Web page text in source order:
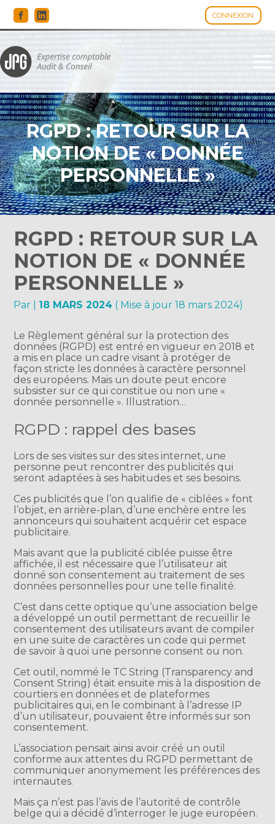
CONNEXION
Aller
au
RGPD : RETOUR SUR LA
NOTION DE « DONNÉE
PERSONNELLE »
RGPD : RETOUR SUR LA
NOTION DE « DONNÉE
PERSONNELLE »
Par 18 MARS 2024 ( Mise à jour 18 mars 2024)
Le Règlement général sur la protection des
données (RGPD) est entré en vigueur en 2018 et
a mis en place un cadre visant à protéger de
façon stricte les données à caractère personnel
des européens. Mais un doute peut encore
subsister sur ce qui constitue ou non une «
donnée personnelle ». Illustration…
RGPD : rappel des bases
Lors de ses visites sur des sites internet, une
personne peut rencontrer des publicités qui
seront adaptées à ses habitudes et ses besoins.
Ces publicités que l’on qualifie de « ciblées » font
l’objet, en arrière-plan, d’une enchère entre les
annonceurs qui souhaitent acquérir cet espace
publicitaire.
Mais avant que la publicité ciblée puisse être
affichée, il est nécessaire que l’utilisateur ait
donné son consentement au traitement de ses
données personnelles pour une telle finalité.
C’est dans cette optique qu’une association belge
a développé un outil permettant de recueillir le
consentement des utilisateurs avant de compiler
en une suite de caractères un code qui permet
de savoir à quoi une personne consent ou non.
Cet outil, nommé le TC String (Transparency and
Consent String) était ensuite mis à la disposition de
courtiers en données et de plateformes
publicitaires qui, en le combinant à l’adresse IP
d’un utilisateur, pouvaient être informés sur son
consentement.
L’association pensait ainsi avoir créé un outil
conforme aux attentes du RGPD permettant de
communiquer anonymement les préférences des
internautes.
Mais ça n’est pas l’avis de l’autorité de contrôle
belge qui a décidé d’interroger le juge européen.